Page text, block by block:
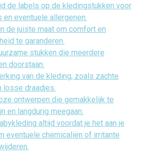
de labels op de kledingstukken voor
eventuele allergenen.
de juiste maat om comfort en
te garanderen.
stukken die meerdere
doorstaan.
van de kleding, zoals zachte
losse draadjes.
ontwerpen die gemakkelijk te
en langdurig meegaan.
altijd voordat je het aan je
eventuele chemicaliën of irritante